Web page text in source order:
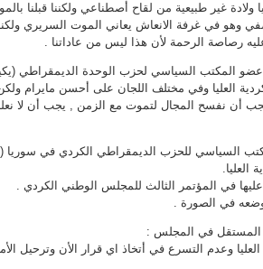
ولادة غير طبيعية من لقاح أصطناعي ولكننا قبلنا
وهو في غرفة الانعاش يعاني الموت السريري
رصاصة الرحمة لأن هذا ليس من عاداتنا .
المكتب السياسي لحزب الوحدة الديمقراطي
العليا وفي مختلف اللجان على أحسن مايرام
فيجب أن نفسح المجال لتموت مع الزمن , يجب أن لا
السياسي للحزب الديمقراطي الكردي في سوريا
المستقل في المجلس :
وعدم التسرع في أتخاذ اي قرار الأن وترحيل